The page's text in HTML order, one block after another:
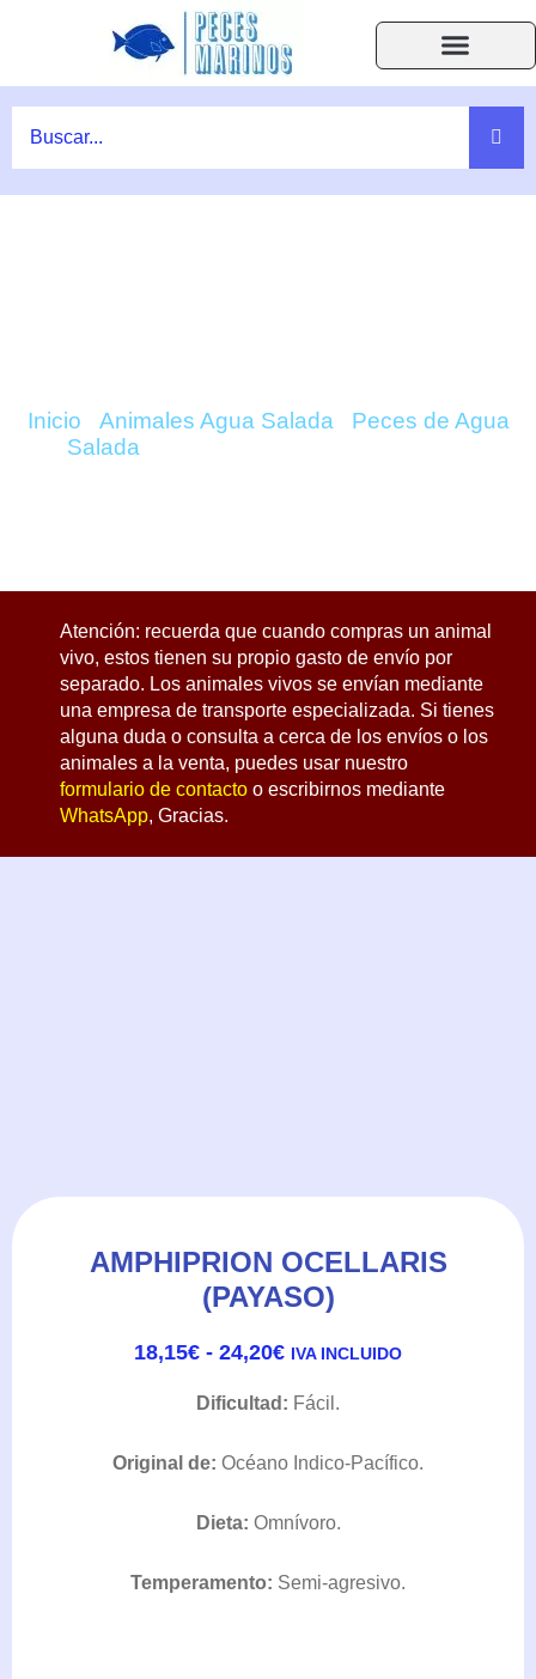
Inicio Animales Agua Salada
Peces de Agua
Salada
Atención: recuerda que cuando compras un animal
vivo, estos tienen su propio gasto de envío por
separado. Los animales vivos se envían mediante
una empresa de transporte especializada. Si tienes
alguna duda o consulta a cerca de los envíos o los
animales a la venta, puedes usar nuestro
formulario de contacto o escribirnos mediante
WhatsApp, Gracias.
AMPHIPRION OCELLARIS
(PAYASO)
18,15€ - 24,20€DE
PRECIOS:
DESDE
HASTA
IVA INCLUIDO
Dificultad: Fácil.
Original de: Océano Indico-Pacífico.
Dieta: Omnívoro.
Temperamento: Semi-agresivo.